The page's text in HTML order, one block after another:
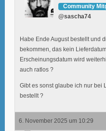
Community
@sascha74
Habe Ende August bestellt und
bekommen, das kein
Erscheinungsdatum wird
auch ratlos ?
Gibt es sonst glaube ich nur bei
bestellt ?
6. November 2025 um 10:29